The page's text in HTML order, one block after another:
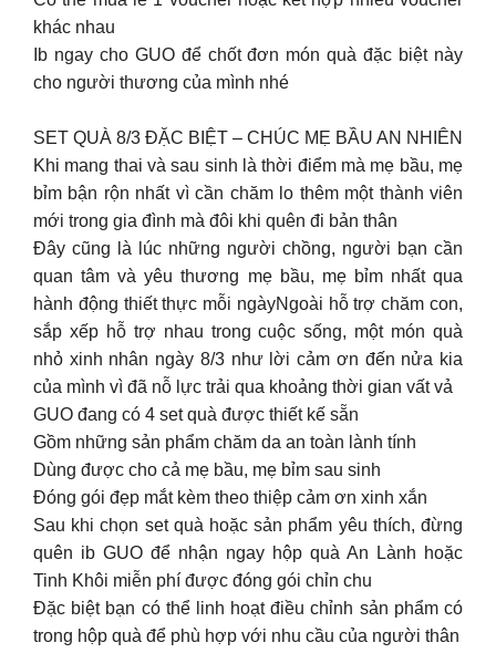
khác nhau
Ib ngay cho GUO để chốt đơn món quà đặc biệt này
cho người thương của mình nhé
SET QUÀ 8/3 ĐẶC BIỆT – CHÚC MẸ BẦU AN NHIÊN
Khi mang thai và sau sinh là thời điểm mà mẹ bầu, mẹ
bỉm bận rộn nhất vì cần chăm lo thêm một thành viên
mới trong gia đình mà đôi khi quên đi bản thân
Đây cũng là lúc những người chồng, người bạn cần
quan tâm và yêu thương mẹ bầu, mẹ bỉm nhất qua
hành động thiết thực mỗi ngàyNgoài hỗ trợ chăm con,
sắp xếp hỗ trợ nhau trong cuộc sống, một món quà
nhỏ xinh nhân ngày 8/3 như lời cảm ơn đến nửa kia
của mình vì đã nỗ lực trải qua khoảng thời gian vất vả
GUO đang có 4 set quà được thiết kế sẵn
Gồm những sản phẩm chăm da an toàn lành tính
Dùng được cho cả mẹ bầu, mẹ bỉm sau sinh
Đóng gói đẹp mắt kèm theo thiệp cảm ơn xinh xắn
Sau khi chọn set quà hoặc sản phẩm yêu thích, đừng
quên ib GUO để nhận ngay hộp quà An Lành hoặc
Tinh Khôi miễn phí được đóng gói chỉn chu
Đặc biệt bạn có thể linh hoạt điều chỉnh sản phẩm có
trong hộp quà để phù hợp với nhu cầu của người thân